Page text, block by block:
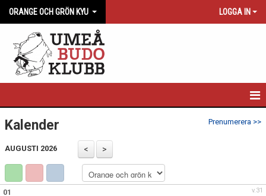
ORANGE OCH GRÖN KYU LOGGA IN
ORANGE OCH GRÖN KYU
NYHETER
Prenumerera >>
Kalender
AUGUSTI 2026
v.31
01